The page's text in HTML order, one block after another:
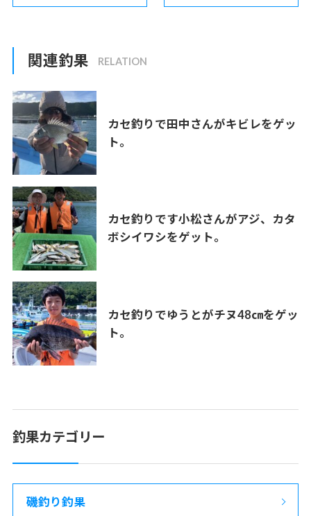
関連釣果
カセ釣りで田中さんがキビレをゲッ
ト。
カセ釣りです小松さんがアジ、カタ
ボシイワシをゲット。
カセ釣りでゆうとがチヌ48㎝をゲッ
ト。
釣果カテゴリー
磯釣り釣果